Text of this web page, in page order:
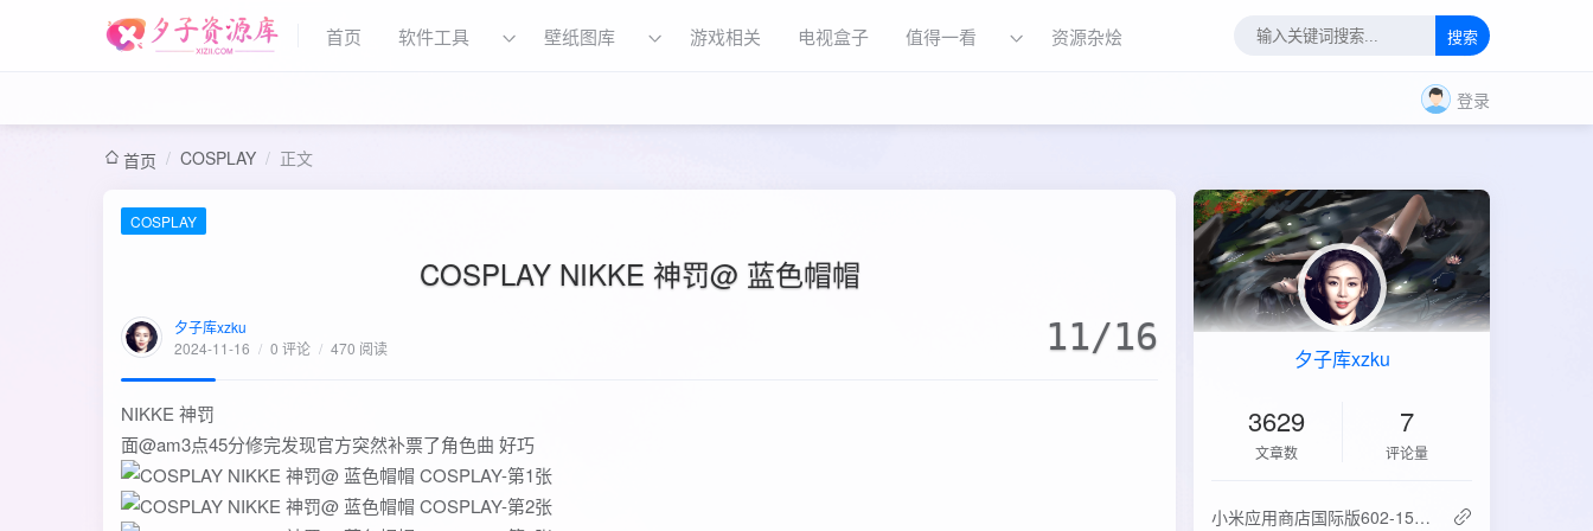
首页 软件工具 壁纸图库 游戏相关 电视盒子 值得一看 资源杂烩 搜索
登录
首页 / COSPLAY / 正文
COSPLAY
COSPLAY NIKKE 神罚@ 蓝色帽帽
夕子库xzku
2024-11-16 / 0 评论 / 470 阅读 11/16
NIKKE 神罚
面@am3点45分修完发现官方突然补票了角色曲 好巧
夕子库xzku
3629
文章数
7
评论量
‌小米应用商店国际版602-15.6.0.2：免登录直下，比谷歌商店快3倍！